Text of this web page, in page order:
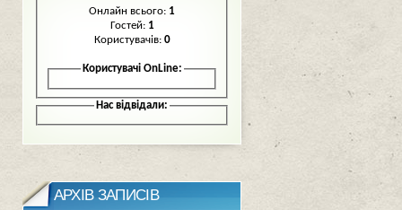
Онлайн всього: 1
Гостей: 1
Користувачів: 0
Користувачі OnLine:
Нас відвідали:
АРХІВ ЗАПИСІВ